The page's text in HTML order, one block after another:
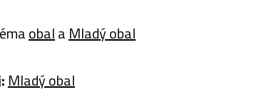
obala Mladý obal
Mladý obal